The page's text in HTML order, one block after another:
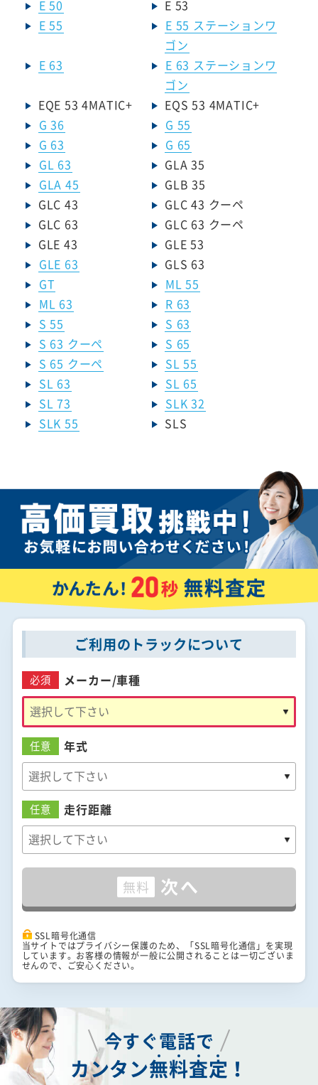
E 50
E 53
E 55
E 55 ステーションワ
ゴン
E 63
E 63 ステーションワ
ゴン
EQE 53 4MATIC+
EQS 53 4MATIC+
G 36
G 55
G 63
G 65
GL 63
GLA 35
GLA 45
GLB 35
GLC 43
GLC 43 クーペ
GLC 63
GLC 63 クーペ
GLE 43
GLE 53
GLE 63
GLS 63
GT
ML 55
ML 63
R 63
S 55
S 63
S 63 クーペ
S 65
S 65 クーペ
SL 55
SL 63
SL 65
SL 73
SLK 32
SLK 55
SLS
ご利用のトラックについて
必須 メーカー/車種
任意 年式
任意 走行距離
無料 次へ
SSL暗号化通信
当サイトではプライバシー保護のため、「SSL暗号化通信」を実現
しています。お客様の情報が一般に公開されることは一切ございま
せんので、ご安心ください。
今すぐ電話で
カンタン無料査定 ！